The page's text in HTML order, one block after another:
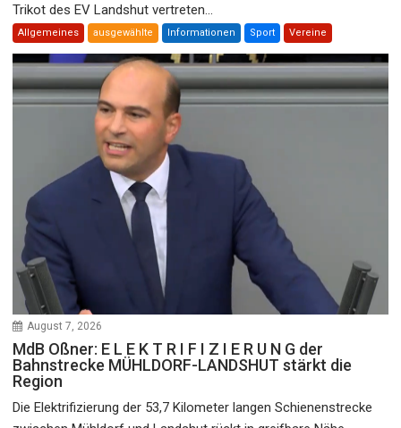
Trikot des EV Landshut vertreten...
Allgemeines ausgewählte Informationen Sport Vereine
August 7, 2026
MdB Oßner: E L E K T R I F I Z I E R U N G der
Bahnstrecke MÜHLDORF-LANDSHUT stärkt die
Region
Die Elektrifizierung der 53,7 Kilometer langen Schienenstrecke